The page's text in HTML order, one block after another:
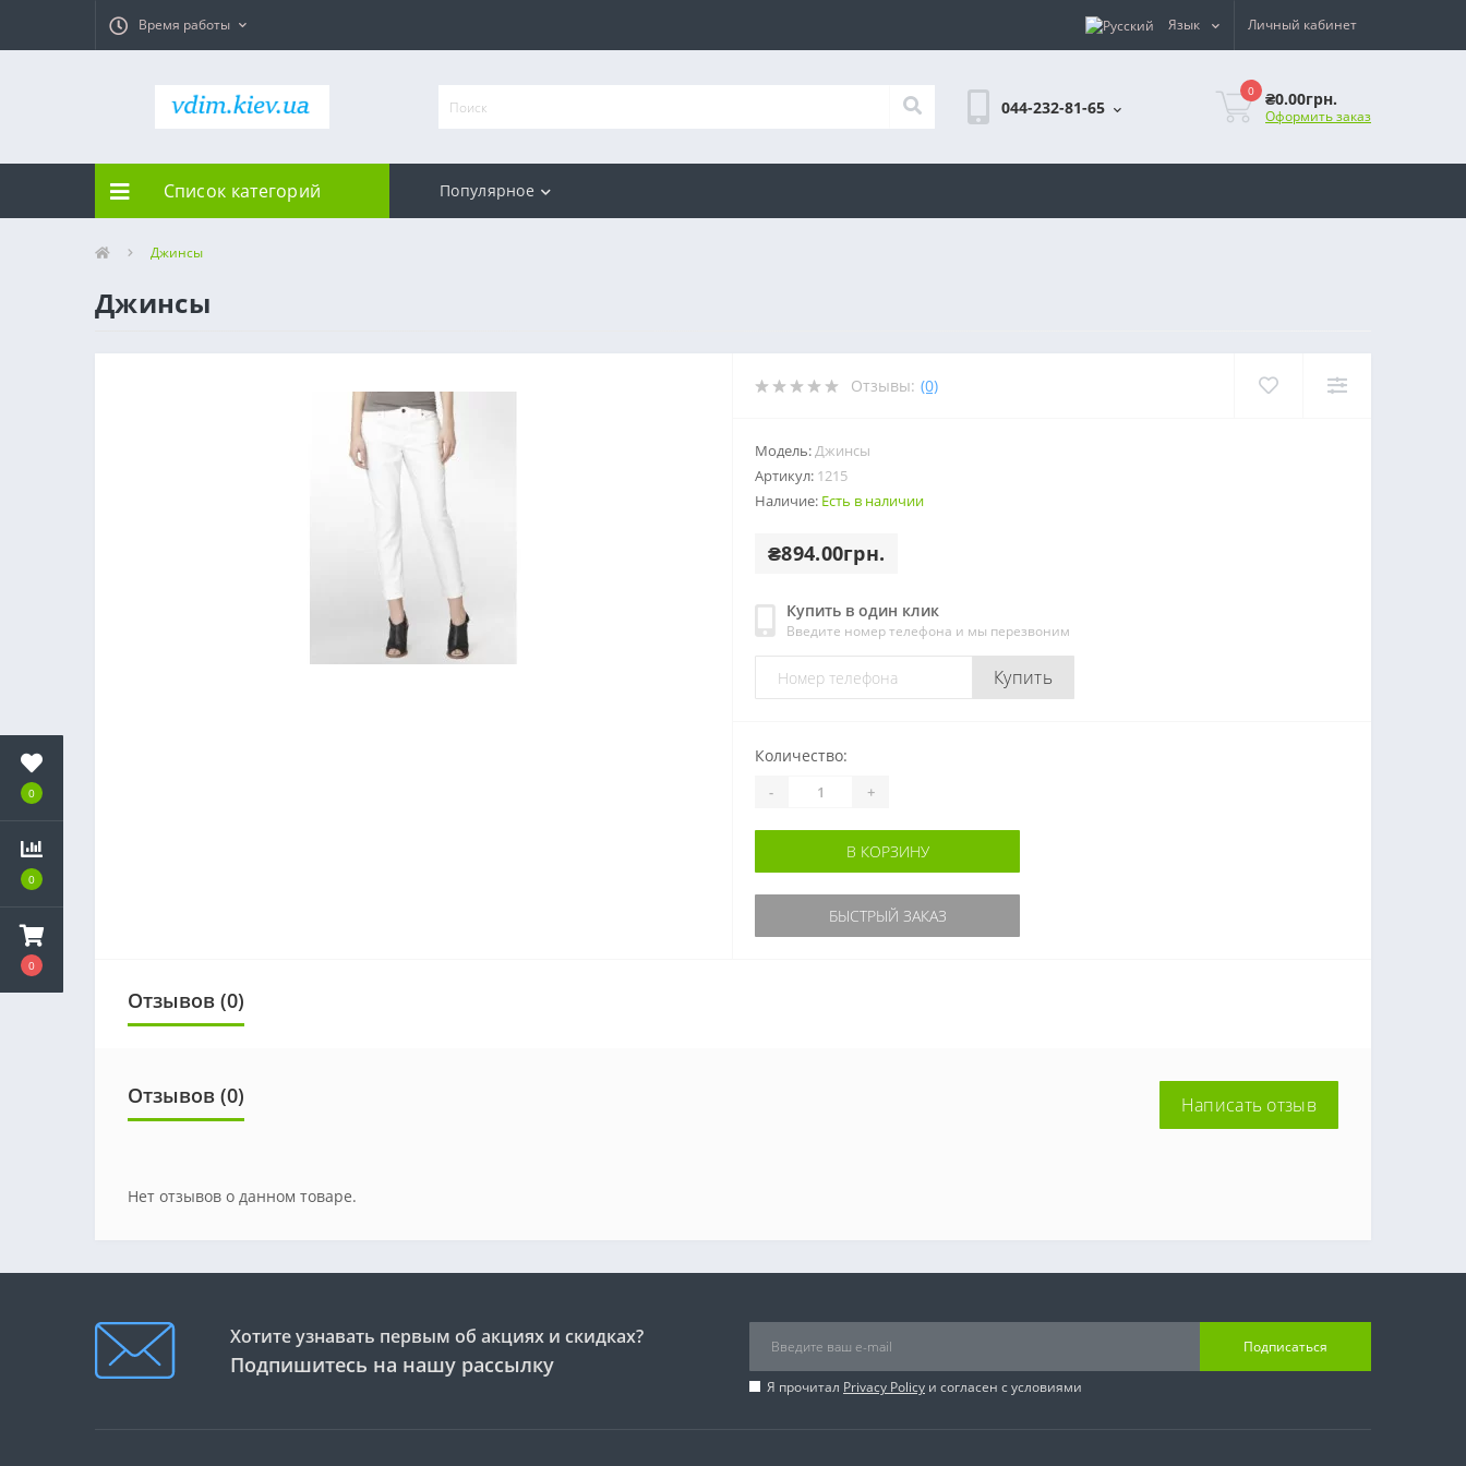
0
0
0
Время работы Язык Личный кабинет
044-232-81-65
0 ₴0.00грн.
Оформить заказ
Список категорий Популярное
Джинсы
Джинсы
Отзывы: (0)
Модель:Джинсы
Артикул: 1215
Наличие: Есть в наличии
₴894.00грн.
Купить в один клик
Введите номер телефона и мы перезвоним
Купить
Количество:
- +
В КОРЗИНУ
БЫСТРЫЙ ЗАКАЗ
Отзывов (0)
Отзывов (0) Написать отзыв
Нет отзывов о данном товаре.
Хотите узнавать первым об акциях и скидках?
Подпишитесь на нашу рассылку
Подписаться
Я прочитал Privacy Policy и согласен с условиями